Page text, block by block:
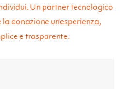
Un partner tecnologico
donazione un’esperienza,
e trasparente.